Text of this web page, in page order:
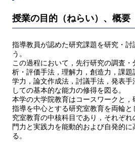
授業の目的（ねらい）、概要
指導教員が認めた研究課題を研究・
う。
この過程において，先行研究の調査
析・評価手法，理解力，創造力，課
学力，論文作成法，討議手法，発表手
しての基本的な能力の修得を図る。
本学の大学院教育はコースワークと，
指導を中心とする研究室教育を両輪
究室教育の中核科目であり，それぞ
門力と実践力を能動的および自発的
る。